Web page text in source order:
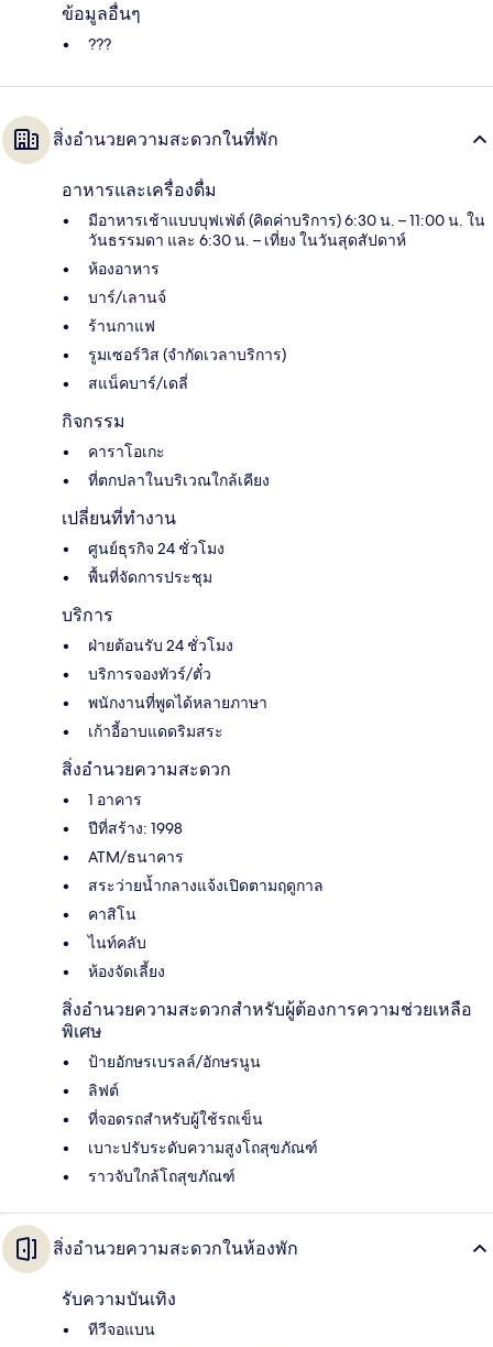
ข้อมูลอื่นๆ
???
สิ่งอำนวยความสะดวกในที่พัก
อาหารและเครื่องดื่ม
มีอาหารเช้าแบบบุฟเฟ่ต์ (คิดค่าบริการ) 6:30 น. – 11:00 น. ใน
วันธรรมดา และ 6:30 น. – เที่ยง ในวันสุดสัปดาห์
ห้องอาหาร
บาร์/เลานจ์
ร้านกาแฟ
รูมเซอร์วิส (จำกัดเวลาบริการ)
สแน็คบาร์/เดลี่
กิจกรรม
คาราโอเกะ
ที่ตกปลาในบริเวณใกล้เคียง
เปลี่ยนที่ทำงาน
ศูนย์ธุรกิจ 24 ชั่วโมง
พื้นที่จัดการประชุม
บริการ
ฝ่ายต้อนรับ 24 ชั่วโมง
บริการจองทัวร์/ตั๋ว
พนักงานที่พูดได้หลายภาษา
เก้าอี้อาบแดดริมสระ
สิ่งอำนวยความสะดวก
1 อาคาร
ปีที่สร้าง: 1998
ATM/ธนาคาร
สระว่ายน้ำกลางแจ้งเปิดตามฤดูกาล
คาสิโน
ไนท์คลับ
ห้องจัดเลี้ยง
สิ่งอำนวยความสะดวกสำหรับผู้ต้องการความช่วยเหลือ
พิเศษ
ป้ายอักษรเบรลล์/อักษรนูน
ลิฟต์
ที่จอดรถสำหรับผู้ใช้รถเข็น
เบาะปรับระดับความสูงโถสุขภัณฑ์
ราวจับใกล้โถสุขภัณฑ์
สิ่งอำนวยความสะดวกในห้องพัก
รับความบันเทิง
ทีวีจอแบน